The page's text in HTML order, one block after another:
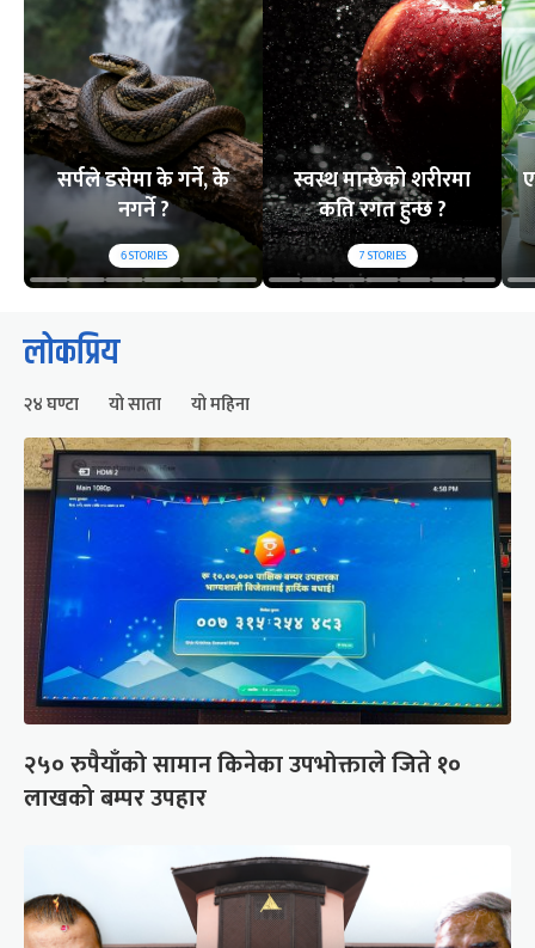
सर्पले डसेमा के गर्ने, के
नगर्ने ?
6STORIES
स्वस्थ मान्छेको शरीरमा
कति रगत हुन्छ ?
7STORIES
लोकप्रिय
२४ घण्टा यो साता यो महिना
२५० रुपैयाँको सामान किनेका उपभोक्ताले जिते १०
लाखको बम्पर उपहार